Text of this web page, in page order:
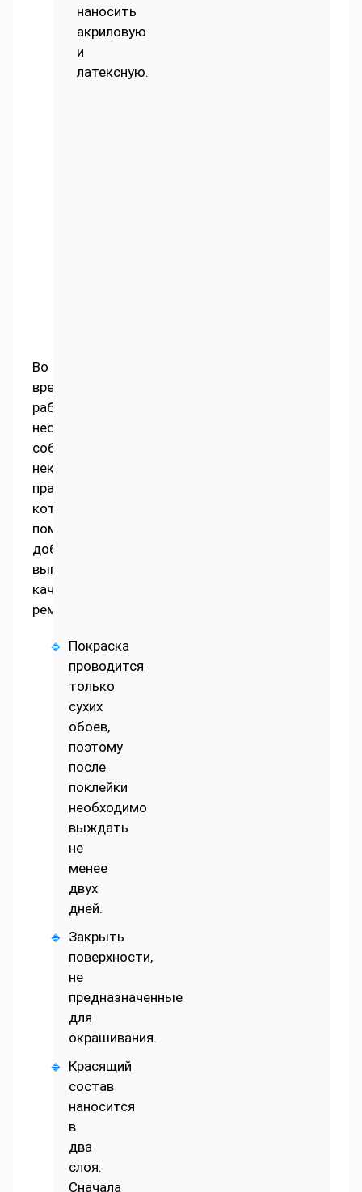
наносить
акриловую
и
латексную.
Во
время
работы
необходимо
соблюдать
некоторые
правила,
которые
помогут
добиться
выполнения
качественного
ремонта:
Покраска
проводится
только
сухих
обоев,
поэтому
после
поклейки
необходимо
выждать
не
менее
двух
дней.
Закрыть
поверхности,
не
предназначенные
для
окрашивания.
Красящий
состав
наносится
в
два
слоя.
Сначала